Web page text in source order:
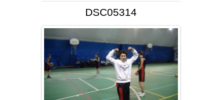
DSC05314